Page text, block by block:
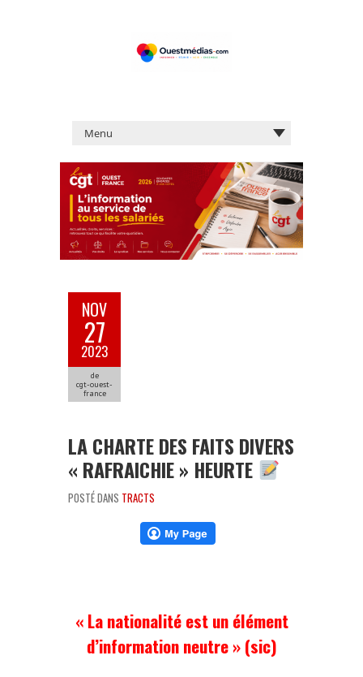
NOV
27
2023
de
cgt-ouest-
france
LA CHARTE DES FAITS DIVERS
« RAFRAICHIE » HEURTE
POSTÉ DANS TRACTS
« La nationalité est un élément
d’information neutre » (sic)